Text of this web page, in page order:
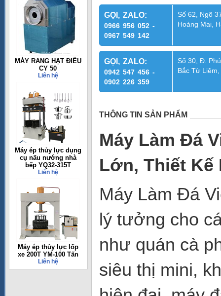
MÁY RANG HẠT ĐIỀU
CY 50
Liên hệ
Máy ép thủy lực dụng
cụ nấu nướng nhà
bếp YQ32-315T
Liên hệ
Máy ép thủy lực lốp
xe 200T YM-100 Tấn
Liên hệ
GỌI, ZALO:
0966 956 052 -
0967 549 142
Số 62, Ngõ
Hoàng Mai,
GỌI, ZALO:
0942 547 456 -
0902 226 359
Số 30, Đ.
Bắc Từ
THÔNG TIN SẢN PHẨM
Máy Làm Đá
Lớn, Thiết Kế
Máy Làm Đá
lý tưởng cho
như quán cà
siêu thị mini,